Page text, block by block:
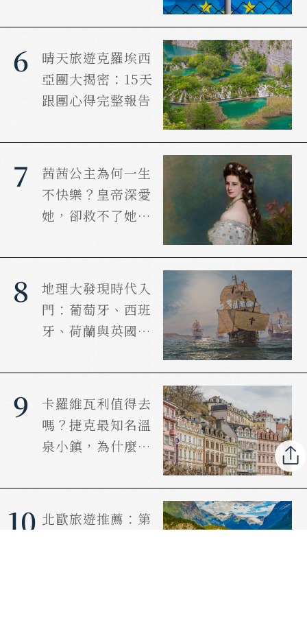
6
晴天旅遊克羅埃西
亞團大揭密：15天
跟團心得完整報告
7
茜茜公主為何一生
不快樂？皇帝深愛
她，卻救不了她的
8
地理大發現時代入
門：葡萄牙、西班
牙、荷蘭與英國，
界？
9
卡羅維瓦利值得去
嗎？捷克最知名溫
泉小鎮，為什麼連
10 北歐旅遊推薦：第